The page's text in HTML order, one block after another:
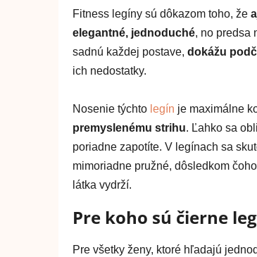
z
5
hviezdičiek.
Fitness legíny sú dôkazom toho, že
elegantné, jednoduché, no predsa
sadnú každej postave, dokážu
ich nedostatky.
Nosenie týchto legín je maximálne
premyslenému strihu. Ľahko sa
poriadne zapotíte. V legínach sa
mimoriadne pružné, dôsledkom
látka vydrží.
Pre koho sú čierne
Pre všetky ženy, ktoré hľadajú